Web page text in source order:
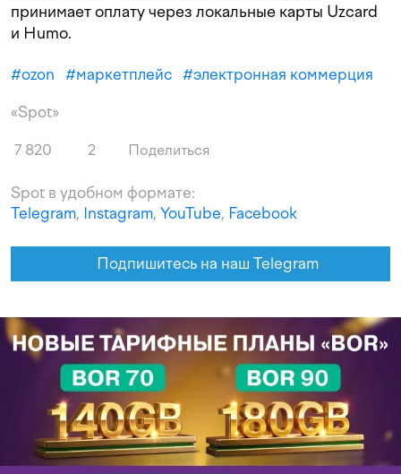
принимает оплату через локальные карты Uzcard
и Humo.
#ozon #маркетплейс #электронная коммерция
«Spot»
7 820 2 Поделиться
Spot в удобном формате:
Telegram, Instagram, YouTube, Facebook
Подпишитесь на наш Telegram